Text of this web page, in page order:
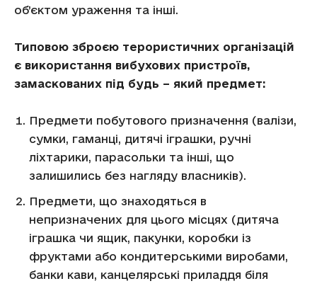
об’єктом ураження та інші.
Типовою зброєю терористичних організацій
є використання вибухових пристроїв,
замаскованих під будь – який предмет:
Предмети побутового призначення (валізи,
сумки, гаманці, дитячі іграшки, ручні
ліхтарики, парасольки та інші, що
залишились без нагляду власників).
Предмети, що знаходяться в
непризначених для цього місцях (дитяча
іграшка чи ящик, пакунки, коробки із
фруктами або кондитерськими виробами,
банки кави, канцелярські приладдя біля